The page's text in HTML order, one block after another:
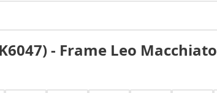
- Frame Leo Macchiato